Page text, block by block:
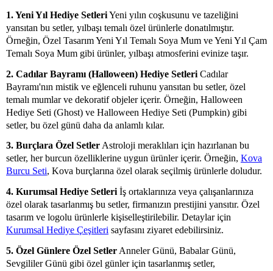
1. Yeni Yıl Hediye SetleriYeni yılın coşkusunu ve tazeliğini
yansıtan bu setler, yılbaşı temalı özel ürünlerle donatılmıştır.
Örneğin, Özel Tasarım Yeni Yıl Temalı Soya Mum ve Yeni Yıl Çam
Temalı Soya Mum gibi ürünler, yılbaşı atmosferini evinize taşır.
2. Cadılar Bayramı (Halloween) Hediye Setleri Cadılar
Bayramı'nın mistik ve eğlenceli ruhunu yansıtan bu setler, özel
temalı mumlar ve dekoratif objeler içerir. Örneğin, Halloween
Hediye Seti (Ghost) ve Halloween Hediye Seti (Pumpkin) gibi
setler, bu özel günü daha da anlamlı kılar.
3. Burçlara Özel Setler Astroloji meraklıları için hazırlanan bu
setler, her burcun özelliklerine uygun ürünler içerir. Örneğin, Kova
Burcu Seti, Kova burçlarına özel olarak seçilmiş ürünlerle doludur.
4. Kurumsal Hediye Setleri İş ortaklarınıza veya çalışanlarınıza
özel olarak tasarlanmış bu setler, firmanızın prestijini yansıtır. Özel
tasarım ve logolu ürünlerle kişiselleştirilebilir. Detaylar için
Kurumsal Hediye Çeşitleri sayfasını ziyaret edebilirsiniz.
5. Özel Günlere Özel Setler Anneler Günü, Babalar Günü,
Sevgililer Günü gibi özel günler için tasarlanmış setler,